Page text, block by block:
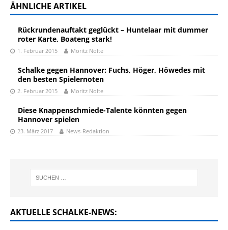
ÄHNLICHE ARTIKEL
Rückrundenauftakt geglückt – Huntelaar mit dummer
roter Karte, Boateng stark!
1. Februar 2015 Moritz Nolte
Schalke gegen Hannover: Fuchs, Höger, Höwedes mit
den besten Spielernoten
2. Februar 2015 Moritz Nolte
Diese Knappenschmiede-Talente könnten gegen
Hannover spielen
23. März 2017 News-Redaktion
AKTUELLE SCHALKE-NEWS: